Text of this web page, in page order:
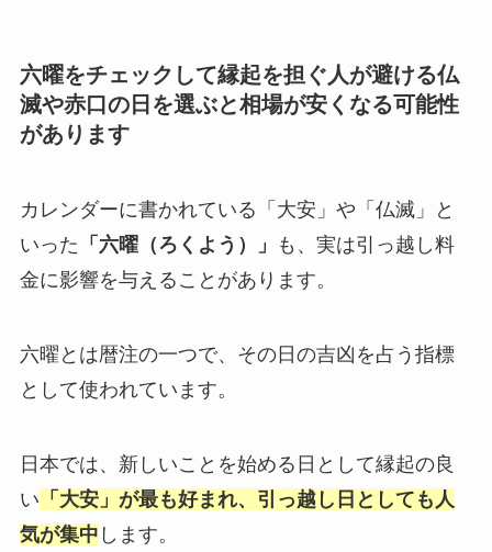
六曜をチェックして縁起を担ぐ人が避ける仏
滅や赤口の日を選ぶと相場が安くなる可能性
があります
カレンダーに書かれている「大安」や「仏滅」と
いった 「六曜（ろくよう）」
も、実は引っ越し料
金に影響を与えることがあります。
六曜とは暦注の一つで、その日の吉凶を占う指標
として使われています。
日本では、新しいことを始める日として縁起の良
い 「大安」が最も好まれ、引っ越し日としても人
気が集中 します。